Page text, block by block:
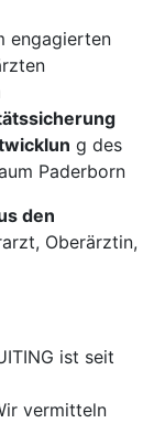
engagierten
g des
Paderborn
den
Oberärztin,
ist seit
vermitteln